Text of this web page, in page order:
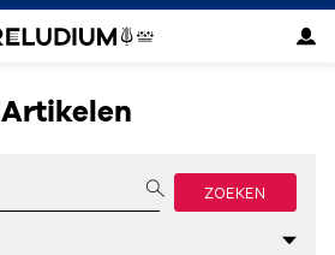
Artikelen
ZOEKEN